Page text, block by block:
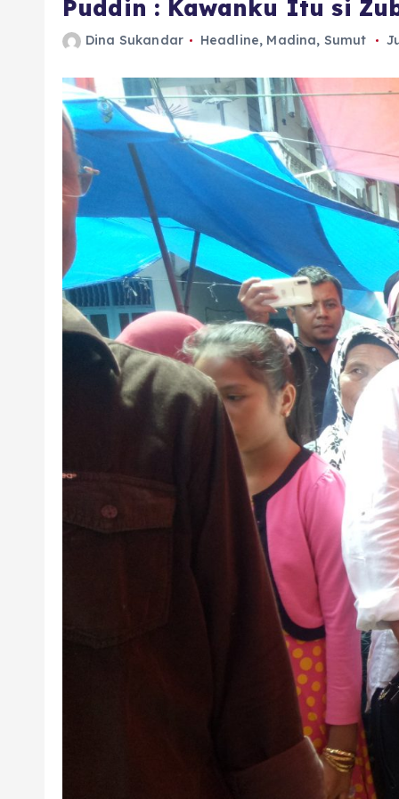
Puddin : Kawanku Itu si
Dina Sukandar Headline, Madina, Sumut